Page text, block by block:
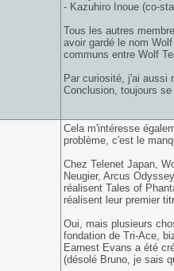
- Kazuhiro Inoue (co-
Tous les autres
avoir gardé le nom
communs entre Wolf
Par curiosité, j'ai aussi
Conclusion, toujours
Cela m'intéresse
problème, c'est le
Chez Telenet Japan,
Neugier, Arcus
réalisent Tales of
réalisent leur premier
Oui, mais plusieurs
fondation de Tri-Ace,
Earnest Evans a été
(désolé Bruno, je sais